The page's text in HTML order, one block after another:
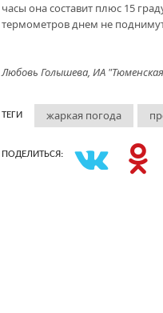
часы она составит плюс 15
термометров днем не
Любовь Голышева, ИА
ТЕГИ жаркая погода
ПОДЕЛИТЬСЯ: